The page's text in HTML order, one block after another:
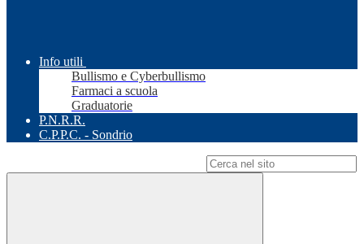
Info utili
Bullismo e Cyberbullismo
Farmaci a scuola
Graduatorie
P.N.R.R.
C.P.P.C. - Sondrio